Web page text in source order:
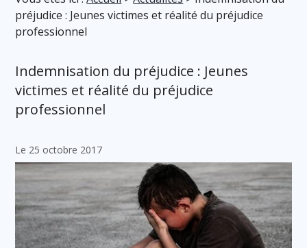
préjudice : Jeunes victimes et réalité du préjudice
professionnel
Indemnisation du préjudice : Jeunes
victimes et réalité du préjudice
professionnel
Le 25 octobre 2017